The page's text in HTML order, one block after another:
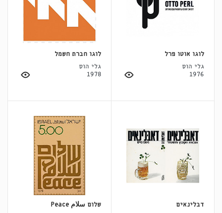
לוגו אוטו פרל
גלי הוס
1976
לוגו חברת חשמל
גלי הוס
1978
דבלינאים
שלום سلام Peace